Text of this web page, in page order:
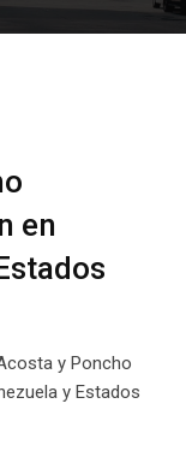
en
y Poncho
y Estados